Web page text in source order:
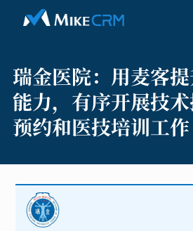
瑞金医院： 用麦客
能力，有序开展技
预约和医技培训工作